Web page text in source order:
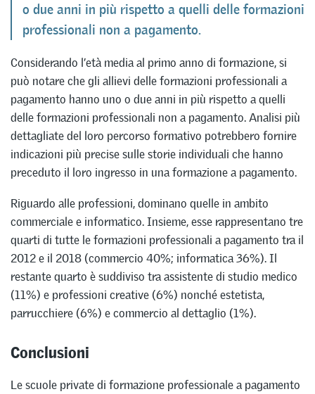
o due anni in più rispetto a quelli delle formazioni
professionali non a pagamento.
Considerando l’età media al primo anno di formazione, si
può notare che gli allievi delle formazioni professionali a
pagamento hanno uno o due anni in più rispetto a quelli
delle formazioni professionali non a pagamento. Analisi più
dettagliate del loro percorso formativo potrebbero fornire
indicazioni più precise sulle storie individuali che hanno
preceduto il loro ingresso in una formazione a pagamento.
Riguardo alle professioni, dominano quelle in ambito
commerciale e informatico. Insieme, esse rappresentano tre
quarti di tutte le formazioni professionali a pagamento tra il
2012 e il 2018 (commercio 40%; informatica 36%). Il
restante quarto è suddiviso tra assistente di studio medico
(11%) e professioni creative (6%) nonché estetista,
parrucchiere (6%) e commercio al dettaglio (1%).
Conclusioni
Le scuole private di formazione professionale a pagamento